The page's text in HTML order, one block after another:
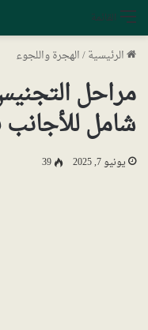
القائمة
الرئيسية/الهجرة واللجوء
مراحل
شامل
يونيو 7, 2025 39